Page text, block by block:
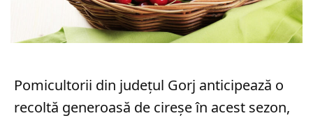
Pomicultorii din județul Gorj anticipează o
recoltă generoasă de cireșe în acest sezon,